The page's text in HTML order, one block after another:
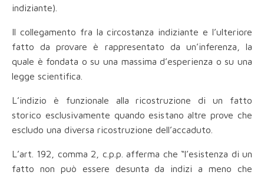
indiziante).
Il collegamento fra la circostanza indiziante e l’ulteriore
fatto da provare è rappresentato da un’inferenza, la
quale è fondata o su una massima d’esperienza o su una
legge scientifica.
L’indizio è funzionale alla ricostruzione di un fatto
storico esclusivamente quando esistano altre prove che
escludo una diversa ricostruzione dell’accaduto.
L’art. 192, comma 2, c.p.p. afferma che “l’esistenza di un
fatto non può essere desunta da indizi a meno che